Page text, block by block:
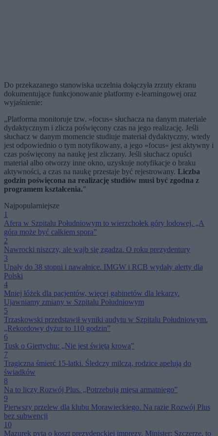
Do przekazanego stanowiska uczelnia dołączyła zrzuty ekranu
dokumentujące funkcjonowanie platformy e-learningowej oraz
wyjaśnienie:
„Platforma monitoruje tzw. »focus« słuchacza na danym materiale
dydaktycznym i zlicza poświęcony czas na jego realizację. Jeśli
słuchacz w danym momencie studiuje materiał dydaktyczny, wtedy
jest odpowiednio o tym notyfikowany, a jego »focus« jest aktywny i
czas poświęcony na naukę jest zliczany. Jeśli słuchacz opuści
materiał albo otworzy inne okno, uzyskuje notyfikacje o braku
aktywności, a czas na naukę przestaje być rejestrowany. Liczba
godzin poświęcona na realizację studiów musi być zgodna z
programem kształcenia.”
Najpopularniejsze
1
Afera w Szpitalu Południowym to wierzchołek góry lodowej. „A
góra może być całkiem spora”
2
Nawrocki niszczy, ale wajb się zgadza. O roku prezydentury
3
Upały do 38 stopni i nawałnice. IMGW i RCB wydały alerty dla
Polski
4
Mniej łóżek dla pacjentów, więcej gabinetów dla lekarzy.
Ujawniamy zmiany w Szpitalu Południowym
5
Trzaskowski przedstawił wyniki audytu w Szpitalu Południowym.
„Rekordowy dyżur to 110 godzin”
6
Tusk o Giertychu: „Nie jest świętą krową”
7
Tragiczna śmierć 15-latki. Śledczy milczą, rodzice apelują do
świadków
8
Na to liczy Rozwój Plus. „Potrzebują mięsa armatniego”
9
Pierwszy przelew dla klubu Morawieckiego. Na razie Rozwój Plus
bez subwencji
10
Mazurek pyta o koszt prezydenckiej imprezy. Minister: Szczerze, to